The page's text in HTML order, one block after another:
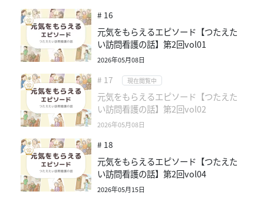
# 16
元気をもらえるエピソード【つたえた
い訪問看護の話】第2回vol01
2026年05月08日
# 17 現在閲覧中
元気をもらえるエピソード【つたえた
い訪問看護の話】第2回vol02
2026年05月08日
# 18
元気をもらえるエピソード【つたえた
い訪問看護の話】第2回vol04
2026年05月15日